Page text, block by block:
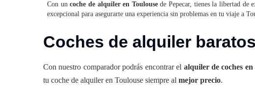
Con uncoche de alquiler en Toulousede Pepecar, tienes la libertad de
excepcional para asegurarte una experiencia sin problemas en tu viaje a
Coches de alquiler
Con nuestro comparador podrás encontrar el alquiler de coches en
tu coche de alquiler en Toulouse siempre al mejor precio.